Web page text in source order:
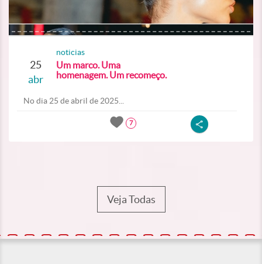
25
abr
noticias
Um marco. Uma
homenagem. Um recomeço.
No dia 25 de abril de 2025...
7
Veja Todas